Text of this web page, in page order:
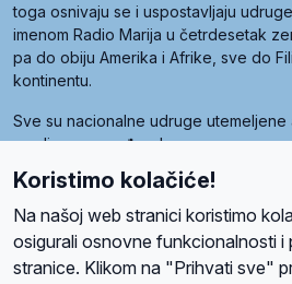
toga osnivaju se i uspostavljaju
imenom Radio Marija u četrdesetak
pa do obiju Amerika i Afrike, sve do
kontinentu.
Sve su nacionalne udruge utemeljene
zemljama, a međusobna su
pod nazivom Svjetska obitelj Radio
Radio Maria). Svjetsku obitelj
kojima je i hrvatska Udruga Radio
Koristimo kolačiće!
Na našoj web stranici koristimo
osigurali osnovne funkcionalnosti i
stranice. Klikom na "Prihvati sve"